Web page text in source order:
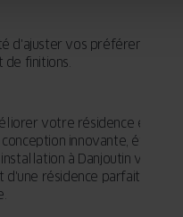
d'ajuster vos préférences
de finitions.
votre résidence en
innovante, étudiées
à Danjoutin vous
résidence parfaitement